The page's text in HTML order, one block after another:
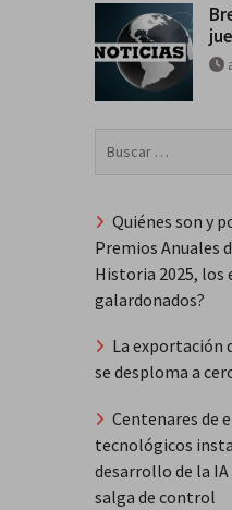
Quiénes son y
Premios Anuales
Historia 2025, los
galardonados?
La exportación
se desploma a
Centenares de
tecnológicos
desarrollo de la
salga de control